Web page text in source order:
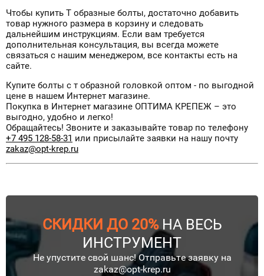
Чтобы купить Т образные болты, достаточно добавить
товар нужного размера в корзину и следовать
дальнейшим инструкциям. Если вам требуется
дополнительная консультация, вы всегда можете
связаться с нашим менеджером, все контакты есть на
сайте.
Купите болты с т образной головкой оптом - по выгодной
цене в нашем Интернет магазине.
Покупка в Интернет магазине ОПТИМА КРЕПЕЖ – это
выгодно, удобно и легко!
Обращайтесь! Звоните и заказывайте товар по телефону
+7 495 128-58-31 или присылайте заявки на нашу почту
zakaz@opt-krep.ru
СКИДКИ ДО 20%НА ВЕСЬ
ИНСТРУМЕНТ
Не упустите свой шанс! Отправьте заявку на
zakaz@opt-krep.ru